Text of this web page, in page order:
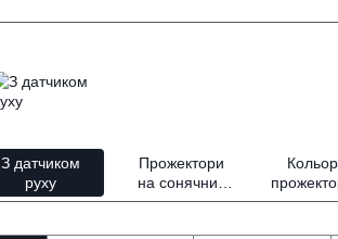
З датчиком
руху
Прожектори
на сонячних
батареях
RGB